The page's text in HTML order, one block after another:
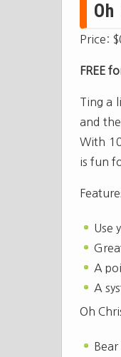
Price:
FREE
Ting a
and
With
is fun
Use
A
A
Oh